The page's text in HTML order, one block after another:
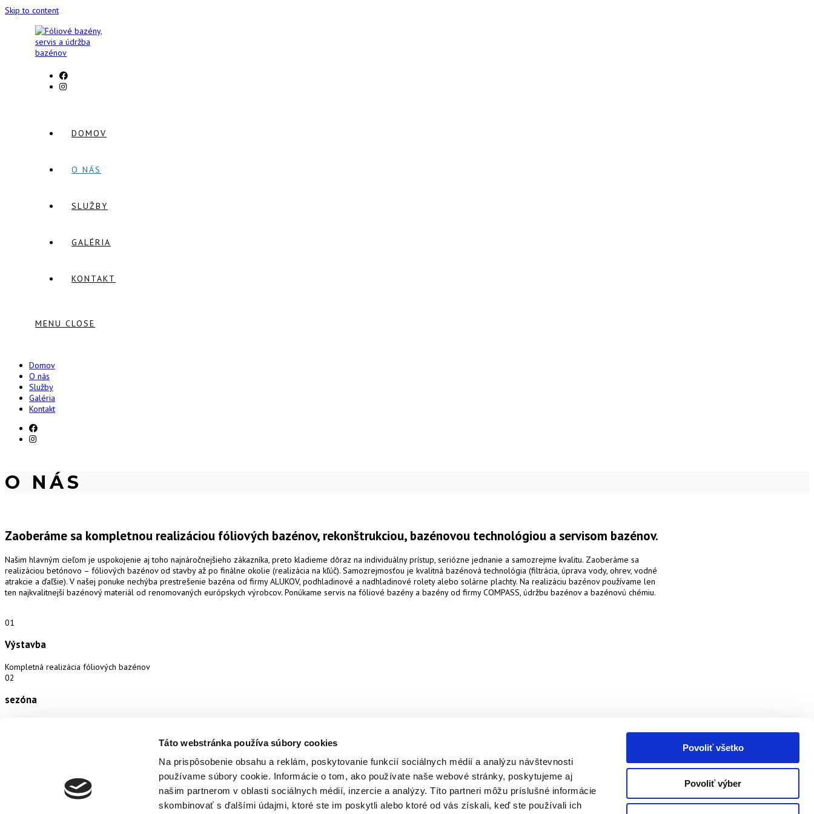
Táto webstránka používa súbory cookies
Na prispôsobenie obsahu a reklám, poskytovanie funkcií sociálnych médií a analýzu návštevnosti
používame súbory cookie. Informácie o tom, ako používate naše webové stránky, poskytujeme aj
našim partnerom v oblasti sociálnych médií, inzercie a analýzy. Títo partneri môžu príslušné informácie
skombinovať s ďalšími údajmi, ktoré ste im poskytli alebo ktoré od vás získali, keď ste používali ich
Povoliť všetko
Povoliť výber
Skip to content
DOMOV
O NÁS
SLUŽBY
GALÉRIA
KONTAKT
MENU CLOSE
Domov
O nás
Služby
Galéria
Kontakt
O NÁS
Zaoberáme sa kompletnou realizáciou fóliových bazénov, rekonštrukciou, bazénovou technológiou a servisom bazénov.
Našim hlavným cieľom je uspokojenie aj toho najnáročnejšieho zákazníka, preto kladieme dôraz na individuálny prístup, seriózne jednanie a samozrejme kvalitu. Zaoberáme sa
realizáciou betónovo – fóliových bazénov od stavby až po finálne okolie (realizácia na kľúč). Samozrejmosťou je kvalitná bazénová technológia (filtrácia, úprava vody, ohrev, vodné
atrakcie a ďaľšie). V našej ponuke nechýba prestrešenie bazéna od firmy ALUKOV, podhladinové a nadhladinové rolety alebo solárne plachty. Na realizáciu bazénov používame len
ten najkvalitnejší bazénový materiál od renomovaných európskych výrobcov. Ponúkame servis na fóliové bazény a bazény od firmy COMPASS, údržbu bazénov a bazénovú chémiu.
01
Výstavba
Kompletná realizácia fóliových bazénov
02
sezóna
Nevyhnutnou súčasťou našej ponuky je celoročný servis